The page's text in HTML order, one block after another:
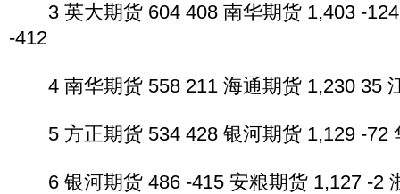
3 英大期货 604 408 南华期货 1,403 -124
-412
4 南华期货 558 211 海通期货 1,230 35
5 方正期货 534 428 银河期货 1,129 -72
6 银河期货 486 -415 安粮期货 1,127 -2